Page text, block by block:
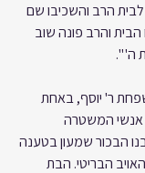
הרב והשכיבו שם
והרב פונה שוב
ה' ".
ר' יוסף, באחת
אנשי המשטרה
הבכור שמעון בטענה
הבריטי. הבת